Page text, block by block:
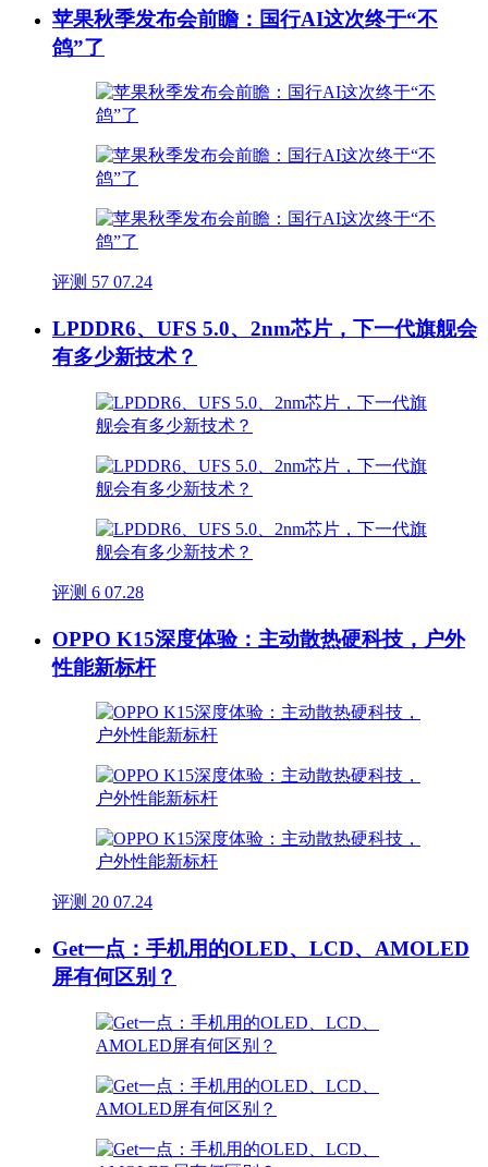
苹果秋季发布会前瞻：国行AI这次终于“不
鸽”了
评测 57 07.24
LPDDR6、UFS 5.0、2nm芯片，下一代旗舰会
有多少新技术？
评测 6 07.28
OPPO K15深度体验：主动散热硬科技，户外
性能新标杆
评测 20 07.24
Get一点：手机用的OLED、LCD、AMOLED
屏有何区别？